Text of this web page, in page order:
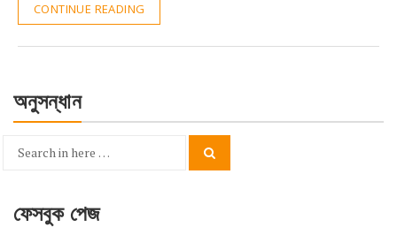
CONTINUE READING
অনুসন্ধান
Search
ফেসবুক পেজ